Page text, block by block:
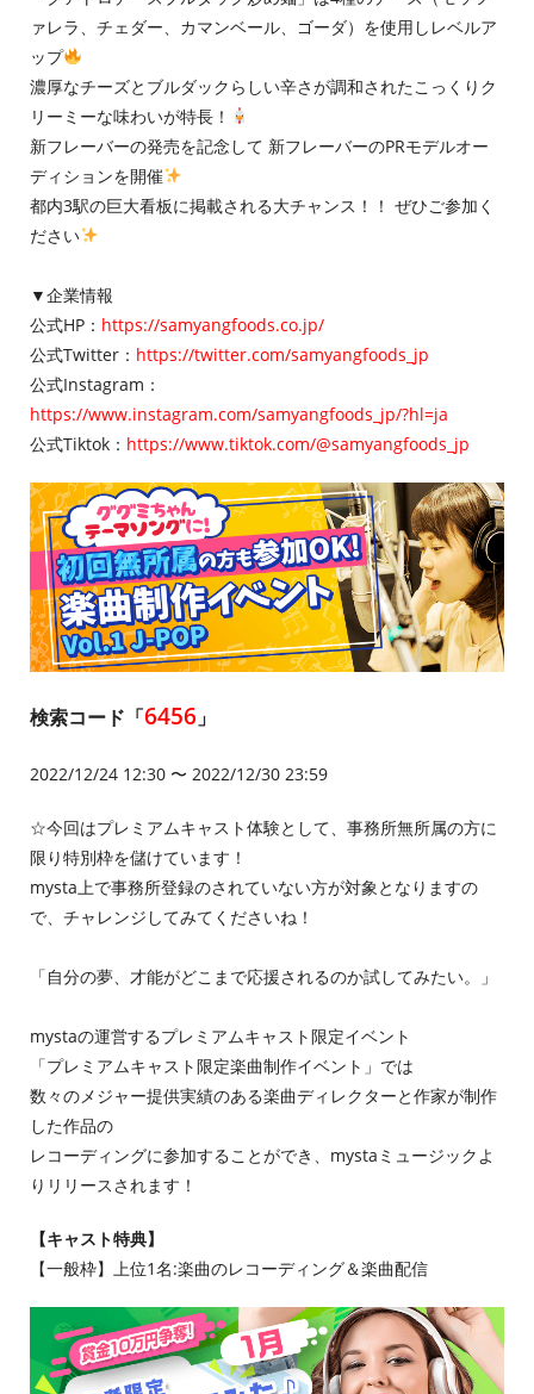
ァレラ、チェダー、カマンベール、ゴーダ）を使用しレベルア
ップ
濃厚なチーズとブルダックらしい辛さが調和されたこっくりク
リーミーな味わいが特長！
新フレーバーの発売を記念して 新フレーバーのPRモデルオー
ディションを開催
都内3駅の巨大看板に掲載される大チャンス！！ ぜひご参加く
ださい
▼企業情報
公式HP： https://samyangfoods.co.jp/
公式Twitter： https://twitter.com/samyangfoods_jp
公式Instagram：
https://www.instagram.com/samyangfoods_jp/?hl=ja
公式Tiktok： https://www.tiktok.com/@samyangfoods_jp
検索コード「6456 」
2022/12/24 12:30 〜 2022/12/30 23:59
☆今回はプレミアムキャスト体験として、事務所無所属の方に
限り特別枠を儲けています！
mysta上で事務所登録のされていない方が対象となりますの
で、チャレンジしてみてくださいね！
「自分の夢、才能がどこまで応援されるのか試してみたい。」
mystaの運営するプレミアムキャスト限定イベント
「プレミアムキャスト限定楽曲制作イベント」では
数々のメジャー提供実績のある楽曲ディレクターと作家が制作
した作品の
レコーディングに参加することができ、mystaミュージックよ
りリリースされます！
【キャスト特典】
【一般枠】上位1名:楽曲のレコーディング＆楽曲配信